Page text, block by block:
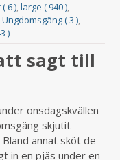
6 ),large ( 940 ),
Ungdomsgäng ( 3 ),
)
sagt till
onsdagskvällen
skjutit
annat sköt de
in en pjäs under en